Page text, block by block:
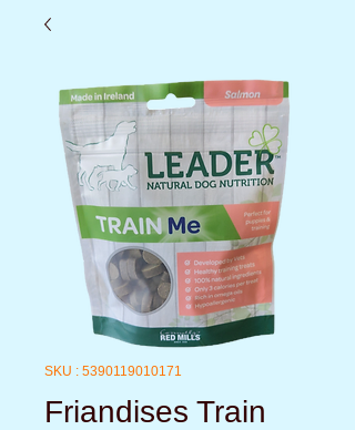
SKU : 5390119010171
Friandises Train